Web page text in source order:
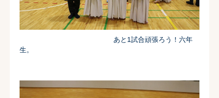
あと1試合頑張ろう！六年
生。